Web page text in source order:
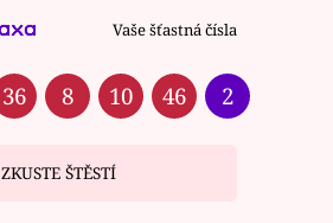
Vaše šťastná čísla
36 8 10 46 2
ZKUSTE ŠTĚSTÍ